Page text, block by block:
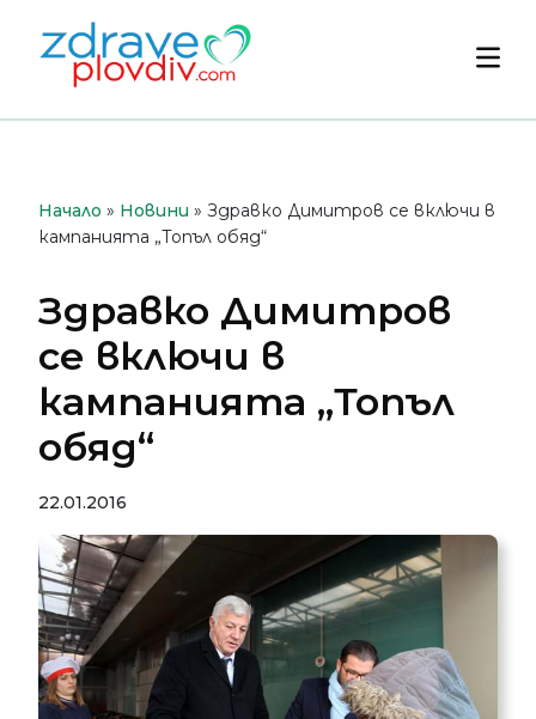
съдържанието
Начало » Новини » Здравко Димитров се включи в
кампанията „Топъл обяд“
Здравко Димитров
се включи в
кампанията „Топъл
обяд“
22.01.2016